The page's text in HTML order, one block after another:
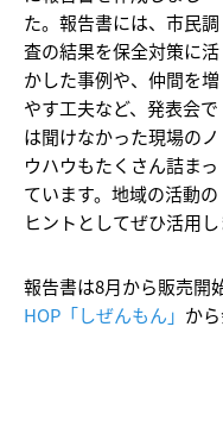
た。報告書には、市民調
査の結果を保全対策に活
かした事例や、仲間を増
やす工夫など、発表会で
は聞けなかった現場のノ
ウハウもたくさん詰まっ
ています。地域の活動の
ヒントとしてぜひ活用し
報告書は8月から販売開始
HOP「しぜんもん」 か